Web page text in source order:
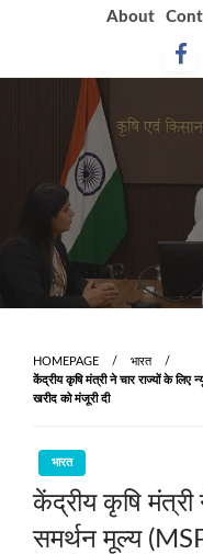
About
HOMEPAGE
भारत
केंद्रीय कृषि मंत्री ने चार राज्यों के लिए
खरीद को मंजूरी दी
भारत
केंद्रीय कृषि मंत्री
समर्थन मूल्य